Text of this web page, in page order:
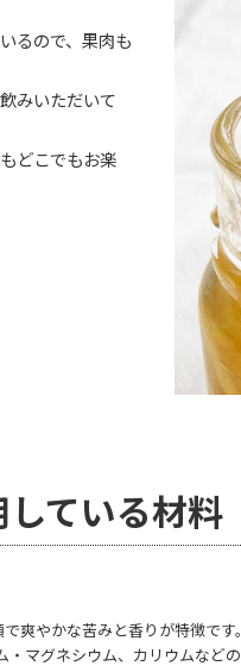
るので、果肉も
みいただいて
どこでもお楽
ている材料
爽やかな苦みと香りが特徴で
・マグネシウム、カリウムなど